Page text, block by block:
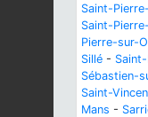
Saint-
Saint-
Pierre-sur-
Sillé -
Sébastien-
Saint-
Mans -